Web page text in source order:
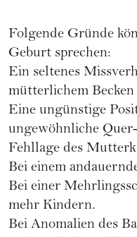
Folgende Gründe
Geburt sprechen:
Ein seltenes
mütterlichem
Eine ungünstige
ungewöhnliche
Fehllage des
Bei einem
Bei einer
mehr Kindern.
Bei Anomalien des